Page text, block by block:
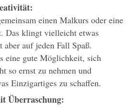
einen Malkurs oder eine
Das klingt vielleicht etwas
aber auf jeden Fall Spaß.
eine gute Möglichkeit, sich
so ernst zu nehmen und
Einzigartiges zu schaffen.
Überraschung: